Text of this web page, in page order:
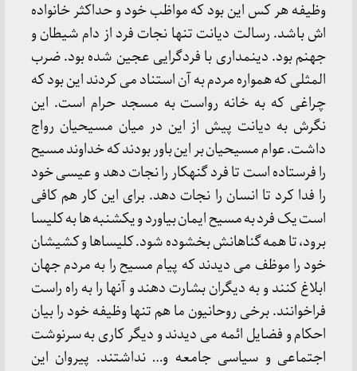
وظیفه هر کس این بود که مواظب خود و حداکثر خانواده
اش باشد. رسالت دیانت تنها نجات فرد از دام شیطان و
جهنم بود. دینمداری با فردگرایی عجین شده بود. ضرب
المثلی که همواره مردم به آن استناد می کردند این بود که
چراغی که به خانه رواست به مسجد حرام است. این
نگرش به دیانت پیش از این در میان مسیحیان رواج
داشت. عوام مسیحیان بر این باور بودند که خداوند مسیح
را فرستاده است تا فرد گنهکار را نجات دهد و عیسی خود
را فدا کرد تا انسان را نجات دهد. برای این کار هم کافی
است یک فرد به مسیح ایمان بیاورد و یکشنبه ها به کلیسا
برود، تا همه گناهانش بخشوده شود. کلیساها و کشیشان
خود را موظف می دیدند که پیام مسیح را به مردم جهان
ابلاغ کنند و به دیگران بشارت دهند و آنها را به راه راست
فراخوانند. برخی روحانیون ما هم تنها وظیفه خود را بیان
احکام و فضایل ائمه می دیدند و دیگر کاری به سرنوشت
اجتماعی و سیاسی جامعه و… نداشتند. پیروان این